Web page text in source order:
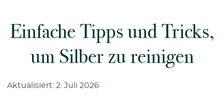
Einfache Tipps und Tricks,
um Silber zu reinigen
Aktualisiert: 2. Juli 2026